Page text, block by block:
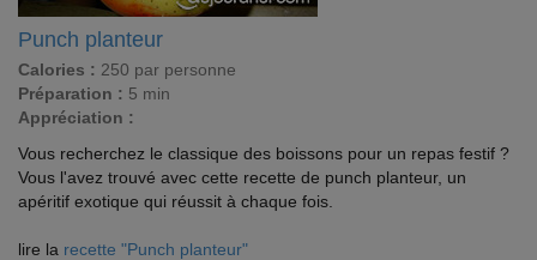
Punch planteur
Calories : 250 par personne
Préparation : 5 min
Appréciation :
Vous recherchez le classique des boissons pour un repas festif ?
Vous l'avez trouvé avec cette recette de punch planteur, un
apéritif exotique qui réussit à chaque fois.
lire la recette "Punch planteur"